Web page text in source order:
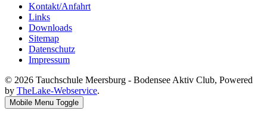
Kontakt/Anfahrt
Links
Downloads
Sitemap
Datenschutz
Impressum
© 2026 Tauchschule Meersburg - Bodensee Aktiv Club, Powered
by TheLake-Webservice.
Mobile Menu Toggle